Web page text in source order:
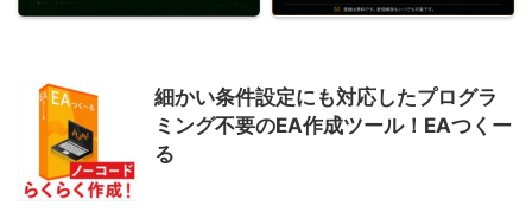
細かい条件設定にも対応したプログラ
ミング不要のEA作成ツール！EAつくー
る